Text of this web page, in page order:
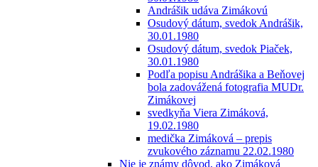
Andrášik udáva Zimákovú
Osudový dátum, svedok Andrášik,
30.01.1980
Osudový dátum, svedok Piaček,
30.01.1980
Podľa popisu Andrášika a Beňovej
bola zadovážená fotografia MUDr.
Zimákovej
svedkyňa Viera Zimáková,
19.02.1980
medička Zimáková – prepis
zvukového záznamu 22.02.1980
Nie je známy dôvod, ako Zimáková